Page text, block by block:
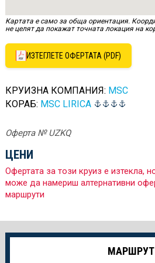
Картата е само за обща ориентация.
не целят да покажат точната локация на
ИЗТЕГЛЕТЕ ОФЕРТАТА (PDF)
КРУИЗНА КОМПАНИЯ: MSC
КОРАБ: MSC LIRICA
Оферта № UZKQ
ЦЕНИ
Офертата за този круиз е изтекла,
може да намериш алтернативни
маршрути
Още
МАРШРУТ